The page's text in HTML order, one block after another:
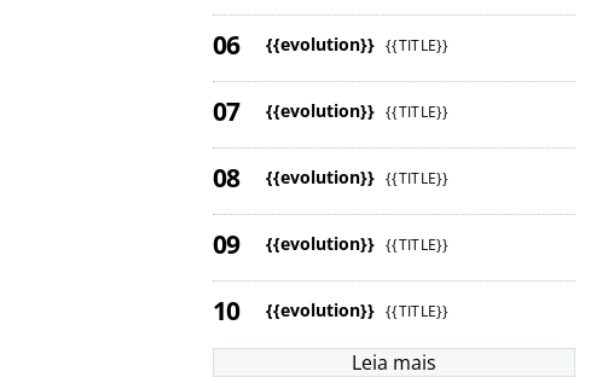
{{evolution}} {{TITLE}}
{{evolution}} {{TITLE}}
{{evolution}} {{TITLE}}
{{evolution}} {{TITLE}}
{{evolution}} {{TITLE}}
Leia mais